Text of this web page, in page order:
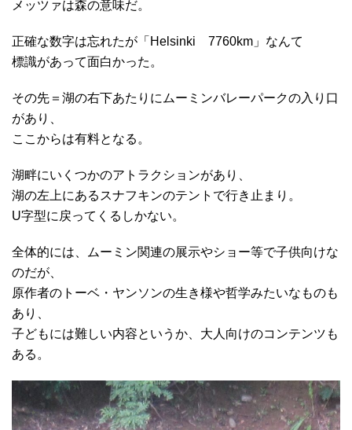
メッツァは森の意味だ。
正確な数字は忘れたが「Helsinki 7760km」なんて
標識があって面白かった。
その先＝湖の右下あたりにムーミンバレーパークの入り口
があり、
ここからは有料となる。
湖畔にいくつかのアトラクションがあり、
湖の左上にあるスナフキンのテントで行き止まり。
U字型に戻ってくるしかない。
全体的には、ムーミン関連の展示やショー等で子供向けな
のだが、
原作者のトーベ・ヤンソンの生き様や哲学みたいなものも
あり、
子どもには難しい内容というか、大人向けのコンテンツも
ある。